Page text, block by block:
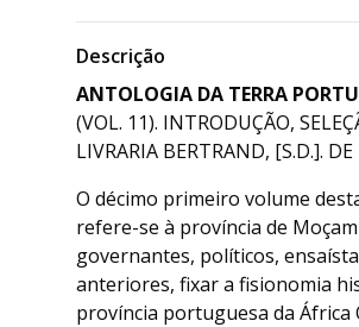
Descrição
ANTOLOGIA DA TERRA
(VOL. 11). INTRODUÇÃO,
LIVRARIA BERTRAND, [S.D.].
O décimo primeiro volume
refere-se à província de
governantes, políticos,
anteriores, fixar a fisionomia
província portuguesa da